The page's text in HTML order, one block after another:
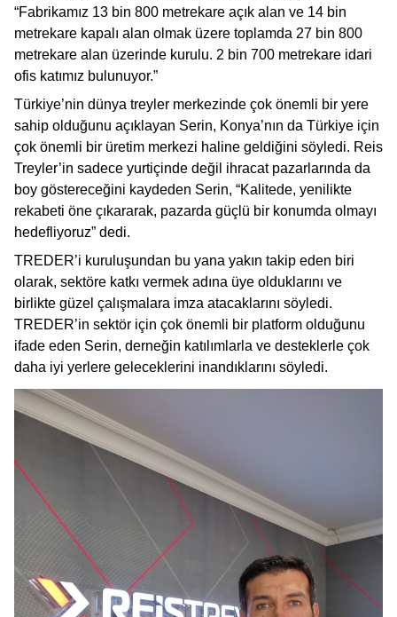
“Fabrikamız 13 bin 800 metrekare açık alan ve 14 bin
metrekare kapalı alan olmak üzere toplamda 27 bin 800
metrekare alan üzerinde kurulu. 2 bin 700 metrekare idari
ofis katımız bulunuyor.”
Türkiye’nin dünya treyler merkezinde çok önemli bir yere
sahip olduğunu açıklayan Serin, Konya’nın da Türkiye için
çok önemli bir üretim merkezi haline geldiğini söyledi. Reis
Treyler’in sadece yurtiçinde değil ihracat pazarlarında da
boy göstereceğini kaydeden Serin, “Kalitede, yenilikte
rekabeti öne çıkararak, pazarda güçlü bir konumda olmayı
hedefliyoruz” dedi.
TREDER’i kuruluşundan bu yana yakın takip eden biri
olarak, sektöre katkı vermek adına üye olduklarını ve
birlikte güzel çalışmalara imza atacaklarını söyledi.
TREDER’in sektör için çok önemli bir platform olduğunu
ifade eden Serin, derneğin katılımlarla ve desteklerle çok
daha iyi yerlere geleceklerini inandıklarını söyledi.